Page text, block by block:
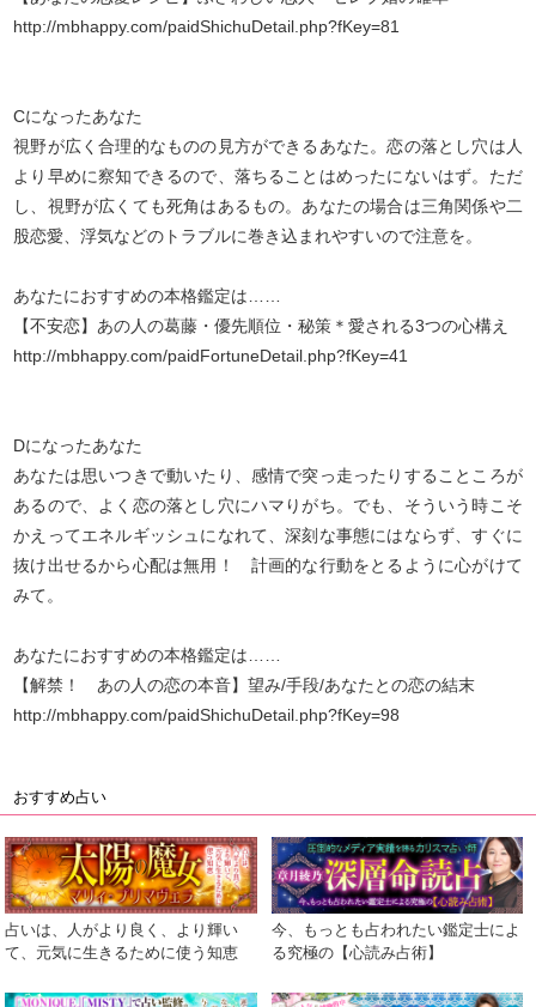
http://mbhappy.com/paidShichuDetail.php?fKey=81
Cになったあなた
視野が広く合理的なものの見方ができるあなた。恋の落とし穴は人
より早めに察知できるので、落ちることはめったにないはず。ただ
し、視野が広くても死角はあるもの。あなたの場合は三角関係や二
股恋愛、浮気などのトラブルに巻き込まれやすいので注意を。
あなたにおすすめの本格鑑定は……
【不安恋】あの人の葛藤・優先順位・秘策＊愛される3つの心構え
http://mbhappy.com/paidFortuneDetail.php?fKey=41
Dになったあなた
あなたは思いつきで動いたり、感情で突っ走ったりすることころが
あるので、よく恋の落とし穴にハマりがち。でも、そういう時こそ
かえってエネルギッシュになれて、深刻な事態にはならず、すぐに
抜け出せるから心配は無用！ 計画的な行動をとるように心がけて
みて。
あなたにおすすめの本格鑑定は……
【解禁！ あの人の恋の本音】望み/手段/あなたとの恋の結末
http://mbhappy.com/paidShichuDetail.php?fKey=98
おすすめ占い
占いは、人がより良く、より輝い
て、元気に生きるために使う知恵
今、もっとも占われたい鑑定士によ
る究極の【心読み占術】